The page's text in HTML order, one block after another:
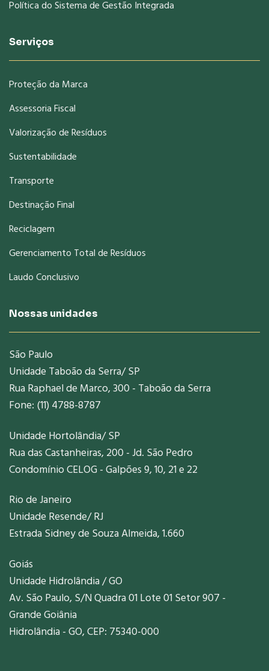
Política do Sistema de Gestão Integrada
Serviços
Proteção da Marca
Assessoria Fiscal
Valorização de Resíduos
Sustentabilidade
Transporte
Destinação Final
Reciclagem
Gerenciamento Total de Resíduos
Laudo Conclusivo
Nossas unidades
São Paulo
Unidade Taboão da Serra/ SP
Rua Raphael de Marco, 300 - Taboão da Serra
Fone: (11) 4788-8787
Unidade Hortolândia/ SP
Rua das Castanheiras, 200 - Jd. São Pedro
Condomínio CELOG - Galpões 9, 10, 21 e 22
Rio de Janeiro
Unidade Resende/ RJ
Estrada Sidney de Souza Almeida, 1.660
Goiás
Unidade Hidrolândia / GO
Av. São Paulo, S/N Quadra 01 Lote 01 Setor 907 -
Grande Goiânia
Hidrolândia - GO, CEP: 75340-000